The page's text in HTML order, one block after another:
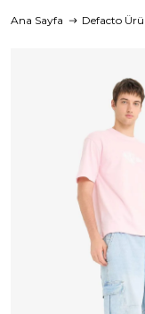
Ana Sayfa Defacto